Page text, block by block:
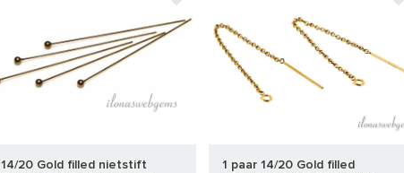
14/20 Gold filled nietstift
1 paar 14/20 Gold filled